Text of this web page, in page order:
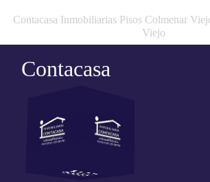
Contacasa Inmobiliarias Pisos Colmenar
Viejo
Contacasa